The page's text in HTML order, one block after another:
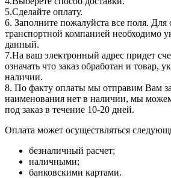
5.Сделайте оплату.
6. Заполните пожалуйста все поля. Для
транспортной компанией необходимо
данный.
7.На ваш электронный адрес придет
означать что заказ обработан и товар,
наличии.
8. По факту оплаты мы отправим Вам
наименования нет в наличии, мы
под заказ в течение 10-20 дней.
Оплата может осуществляться
безналичный расчет;
наличными;
банковскими картами.